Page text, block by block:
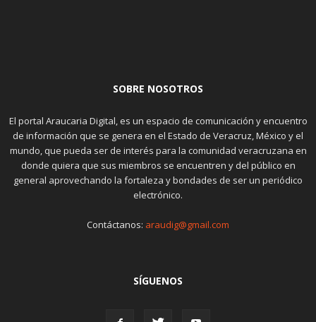
SOBRE NOSOTROS
El portal Araucaria Digital, es un espacio de comunicación y encuentro
de información que se genera en el Estado de Veracruz, México y el
mundo, que pueda ser de interés para la comunidad veracruzana en
donde quiera que sus miembros se encuentren y del público en
general aprovechando la fortaleza y bondades de ser un periódico
electrónico.
Contáctanos: araudig@gmail.com
SÍGUENOS